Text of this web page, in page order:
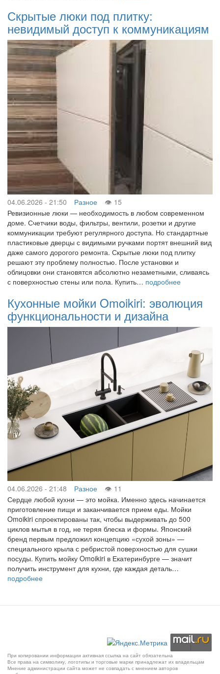
Скрытые люки под плитку:
невидимый доступ к коммуникациям
04.06.2026 - 21:50 Разное
15
Ревизионные люки — необходимость в любом современном
доме. Счетчики воды, фильтры, вентили, розетки и другие
коммуникации требуют регулярного доступа. Но стандартные
пластиковые дверцы с видимыми ручками портят внешний вид
даже самого дорогого ремонта. Скрытые люки под плитку
решают эту проблему полностью. После установки и
облицовки они становятся абсолютно незаметными, сливаясь
с поверхностью стены или пола. Купить… подробнее
Кухонные мойки Omoikiri: эволюция
функциональности и дизайна
04.06.2026 - 21:48 Разное
11
Сердце любой кухни — это мойка. Именно здесь начинается
приготовление пищи и заканчивается прием еды. Мойки
Omoikiri спроектированы так, чтобы выдерживать до 500
циклов мытья в год, не теряя блеска и формы. Японский
бренд первым предложил концепцию «сухой зоны» —
специального крыла с ребристой поверхностью для сушки
посуды. Купить мойку Omoikiri в Екатеринбурге — значит
получить инструмент для кухни, где каждая деталь…
подробнее
При копировании информации активная ссылка на сайт обязательна
Все права на символику, логотипы и торговые марки принадлежат их владельцам
Мнение администрации сайта может не совпадать с мнением авторов